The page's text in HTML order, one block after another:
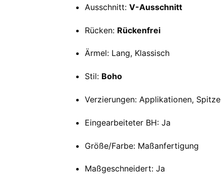
Ausschnitt: V-Ausschnitt
Rücken: Rückenfrei
Ärmel: Lang, Klassisch
Stil: Boho
Verzierungen: Applikationen, Spitze
Eingearbeiteter BH: Ja
Größe/Farbe: Maßanfertigung
Maßgeschneidert: Ja